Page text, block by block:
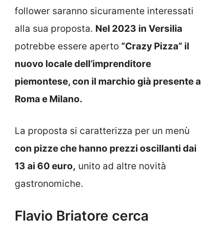
follower saranno sicuramente interessati
alla sua proposta. Nel 2023 in Versilia
potrebbe essere aperto “Crazy Pizza” il
nuovo locale dell’imprenditore
piemontese, con il marchio già presente a
Roma e Milano.
La proposta si caratterizza per un menù
con pizze che hanno prezzi oscillanti dai
13 ai 60 euro, unito ad altre novità
gastronomiche.
Flavio Briatore cerca